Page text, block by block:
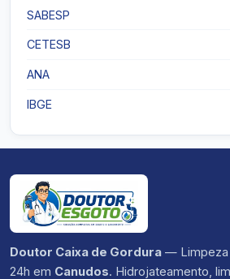
SABESP
CETESB
ANA
IBGE
Doutor Caixa de Gordura — Limpeza
24h em Canudos. Hidrojateamento,